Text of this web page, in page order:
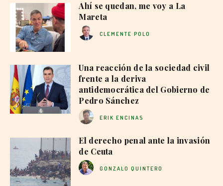
Ahí se quedan, me voy a La
Mareta
CLEMENTE POLO
Una reacción de la sociedad civil
frente a la deriva
antidemocrática del Gobierno de
Pedro Sánchez
ERIK ENCINAS
El derecho penal ante la invasión
de Ceuta
GONZALO QUINTERO